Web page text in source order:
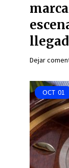
Dejar
OCT 01